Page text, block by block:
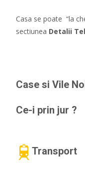
Casa se poate “la
sectiunea Detalii
Case si Vile
Ce-i prin jur ?
Transport